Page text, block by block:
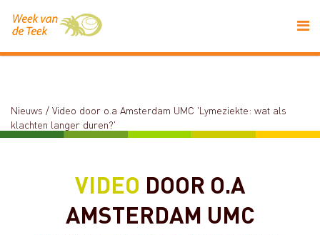
Nieuws / Video door o.a Amsterdam UMC 'Lymeziekte: wat als
klachten langer duren?'
VIDEO DOOR O.A
AMSTERDAM UMC